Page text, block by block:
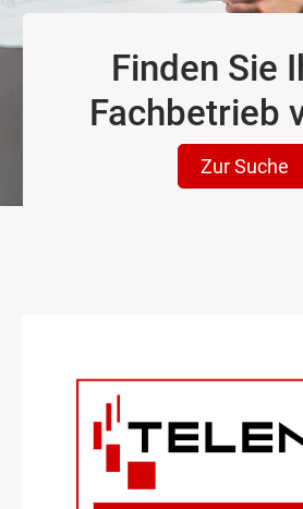
Finden Sie
Fachbetrieb
Zur Suche